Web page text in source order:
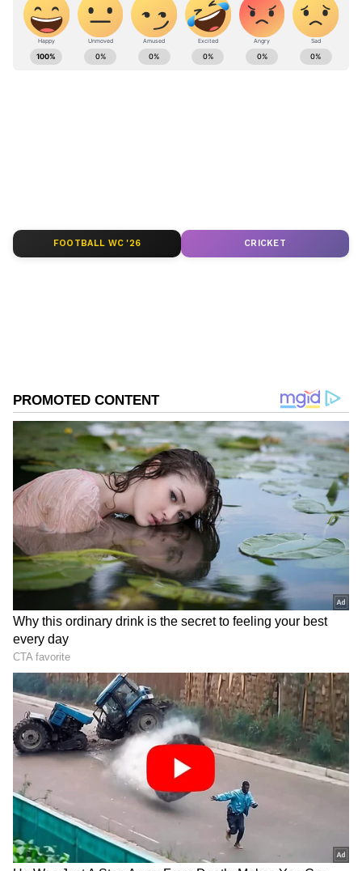
ಸೂಚಿಸಿದೆ. ಮಳೆ ಹೀಗೆಯೇ ಮುಂದುವರಿದರೆ ರಜೆಯನ್ನು
ವಿಸ್ತರಿಸುವ ಬಗ್ಗೆ ಮರುಪರಿಶೀಲನೆ ನಡೆಸಲಾಗುವುದು ಎಂದು
ಅಧಿಕಾರಿಗಳು ತಿಳಿಸಿದ್ದಾರೆ.
Related Articles
ಶಾಲೆಗೆ ಈ ದಿನ ರಜೆ- ಮೂರು ತಾಲೂಕುಗಳಲ್ಲಿ ಮಳೆ
ಹಿನ್ನೆಲೆ ರಜೆ ಘೋಷಣೆ
ಕರ್ನಾಟಕಲ್ಲಿಂದು ಭಾರೀ ಮಳೆ ಸೂಚನೆ: 11 ಜಿಲ್ಲೆಗಳಿಗೆ
ಆರೆಂಜ್ ಅಲರ್ಟ್, ಜಿಲ್ಲೆಗಳಿಗೆ ಯೆಲ್ಲೋ ಅಲರ್ಟ್
ABOUT THE AUTHOR
DOWNLOAD APP
RECOMMENDED STORIES
ಕಾಲು ನೋವು ತೋರಿಸಲು
ಬಂದಿದ್ದ ಗಾಯಕಿ ಎಸ್‌ ಜಾನಕಿ
ಸಾವು ಕಂಡಿದ್ದು ಹೇಗೆ? ಖಾಸಗಿ
ಆಸ್ಪತ್ರೆ ಹೇಳಿದ್ದಿಷ್ಟು..
ಎಸ್‌ ಜಾನಕಿ ಅವರ ಇಚ್ಛೆಯಂತೆ
ಮೈಸೂರಿನಲ್ಲಿಯೇ
ಗಾನಕೋಗಿಲೆಯ ಅಂತ್ಯಸಂಸ್ಕಾರ
FOOTBALL WC '26 CRICKET